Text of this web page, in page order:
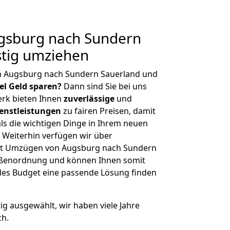
nach Sundern
umziehen
nach Sundern Sauerland und
Geld sparen? Dann sind Sie bei uns
bieten Ihnen zuverlässige und
zu fairen Preisen, damit
die wichtigen Dinge in Ihrem neuen
verfügen wir über
von Augsburg nach Sundern
und können Ihnen somit
Budget eine passende Lösung finden
ausgewählt, wir haben viele Jahre